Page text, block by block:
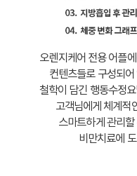
오렌지케어 전용 어플
컨텐츠들로 구성되
철학이 담긴 행동수정
고객님에게 체계적
스마트하게 관리
비만치료에